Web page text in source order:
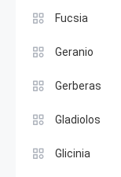
Fucsia
Geranio
Gerberas
Gladiolos
Glicinia